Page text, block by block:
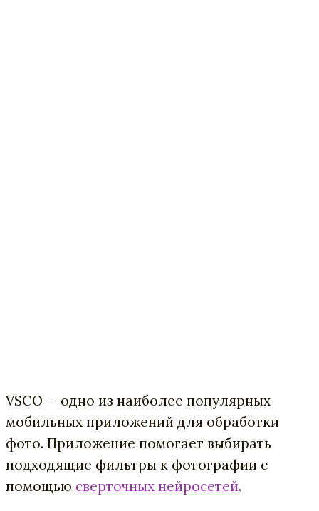
VSCO — одно из наиболее популярных
мобильных приложений для обработки
фото. Приложение помогает выбирать
подходящие фильтры к фотографии с
помощью сверточных нейросетей.